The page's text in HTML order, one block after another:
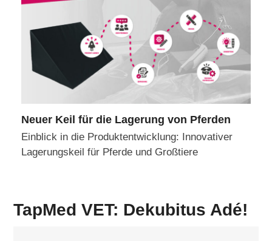
Neuer Keil für die Lagerung von Pferden
Einblick in die Produktentwicklung: Innovativer
Lagerungskeil für Pferde und Großtiere
TapMed VET: Dekubitus Adé!